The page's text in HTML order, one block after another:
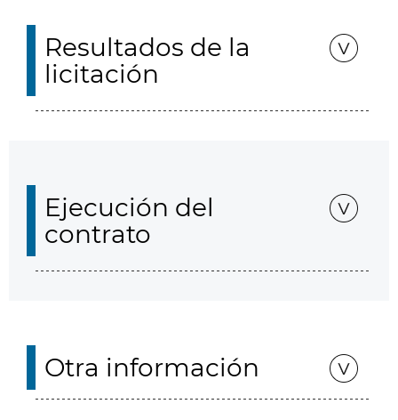
Resultados de la
licitación
Ejecución del
contrato
Otra información